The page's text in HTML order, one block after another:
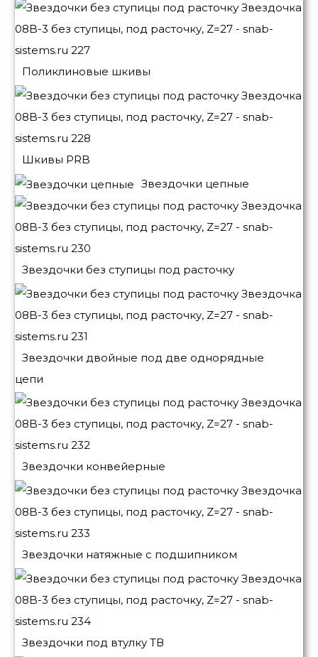
Поликлиновые шкивы
Шкивы PRB
Звездочки цепные
Звездочки без ступицы под расточку
Звездочки двойные под две однорядные
цепи
Звездочки конвейерные
Звездочки натяжные с подшипником
Звездочки под втулку ТВ